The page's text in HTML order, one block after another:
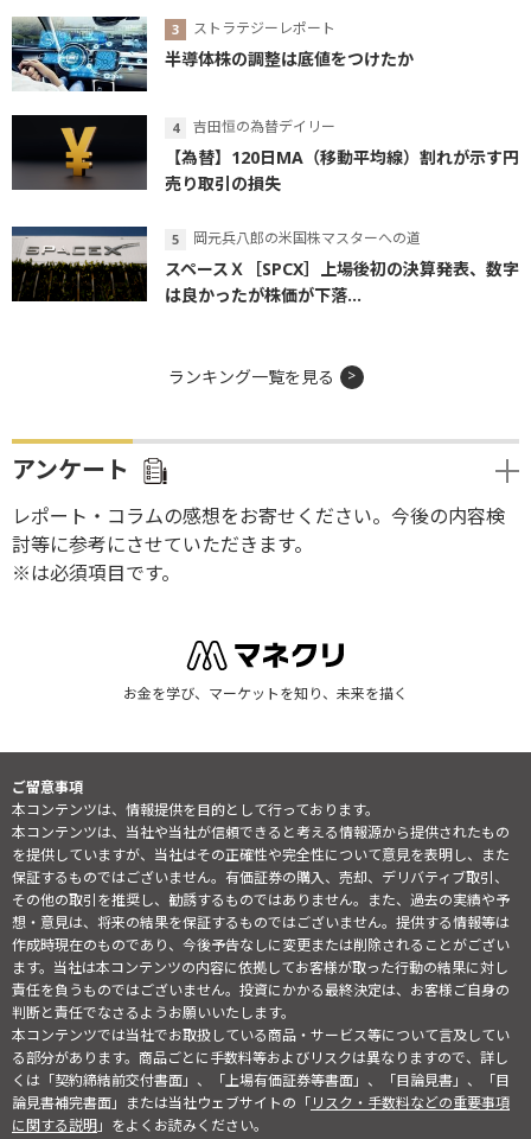
ストラテジーレポート
半導体株の調整は底値をつけたか
吉田恒の為替デイリー
【為替】120日MA（移動平均線）割れが示す円
売り取引の損失
岡元兵八郎の米国株マスターへの道
スペースＸ［SPCX］上場後初の決算発表、数字
は良かったが株価が下落...
ランキング一覧を見る
アンケート
レポート・コラムの感想をお寄せください。今後の内容検
討等に参考にさせていただきます。
※は必須項目です。
お金を学び、マーケットを知り、未来を描く
ご留意事項
本コンテンツは、情報提供を目的として行っております。
本コンテンツは、当社や当社が信頼できると考える情報源から提供されたもの
を提供していますが、当社はその正確性や完全性について意見を表明し、また
保証するものではございません。有価証券の購入、売却、デリバティブ取引、
その他の取引を推奨し、勧誘するものではありません。また、過去の実績や予
想・意見は、将来の結果を保証するものではございません。提供する情報等は
作成時現在のものであり、今後予告なしに変更または削除されることがござい
ます。当社は本コンテンツの内容に依拠してお客様が取った行動の結果に対し
責任を負うものではございません。投資にかかる最終決定は、お客様ご自身の
判断と責任でなさるようお願いいたします。
本コンテンツでは当社でお取扱している商品・サービス等について言及してい
る部分があります。商品ごとに手数料等およびリスクは異なりますので、詳し
くは「契約締結前交付書面」、「上場有価証券等書面」、「目論見書」、「目
論見書補完書面」または当社ウェブサイトの「リスク・手数料などの重要事項
に関する説明」をよくお読みください。